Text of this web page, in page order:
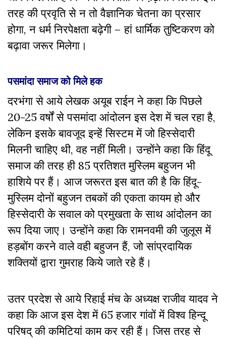
तरह की प्रवृति से न तो वैज्ञानिक चेतना का प्रसार
होगा, न धर्म निरपेक्षता बढ़ेगी – हां धार्मिक तुष्टिकरण को
बढ़ावा जरूर मिलेगा।
पसमांदा समाज को मिले हक
दरभंगा से आये लेखक अयूब राईन ने कहा कि पिछले
20-25 वर्षों से पसमांदा आंदोलन इस देश में चल रहा है,
लेकिन इसके बावजूद इन्हें सिस्टम में जो हिस्सेदारी
मिलनी चाहिए थी, वह नहीं मिली। उन्होंने कहा कि हिंदू
समाज की तरह ही 85 प्रतिशत मुस्लिम बहुजन भी
हाशिये पर हैं। आज जरूरत इस बात की है कि हिंदू-
मुस्लिम दोनों बहुजन तबकों की एकता कायम हो और
हिस्सेदारी के सवाल को प्रमुखता के साथ आंदोलन का
रूप दिया जाए। उन्होंने कहा कि रामनवमी की जुलूस में
हड़बोंग करने वाले वही बहुजन हैं, जो सांप्रदायिक
शक्तियों द्वारा गुमराह किये जाते रहे हैं।
उतर प्रदेश से आये रिहाई मंच के अध्यक्ष राजीव यादव ने
कहा कि आज इस देश में 65 हजार गांवों में विश्व हिन्दू
परिषद् की कमिटियां काम कर रही हैं। जिस तरह से